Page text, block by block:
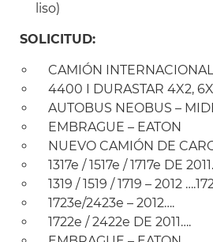
liso)
SOLICITUD:
CAMIÓN INTERNACIONAL
4400 I DURASTAR 4X2,
AUTOBUS NEOBUS –
EMBRAGUE – EATON
NUEVO CAMIÓN DE
1317e / 1517e / 1717e DE
1319 / 1519 / 1719 – 2012
1723e/2423e – 2012….
1722e / 2422e DE 2011….